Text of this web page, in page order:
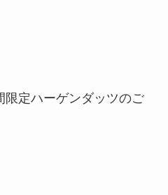
限定ハーゲンダッツのご